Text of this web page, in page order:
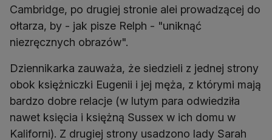
Cambridge, po drugiej stronie alei prowadzącej do
ołtarza, by - jak pisze Relph - "uniknąć
niezręcznych obrazów".
Dziennikarka zauważa, że siedzieli z jednej strony
obok księżniczki Eugenii i jej męża, z którymi mają
bardzo dobre relacje (w lutym para odwiedziła
nawet księcia i księżną Sussex w ich domu w
Kaliforni). Z drugiej strony usadzono lady Sarah